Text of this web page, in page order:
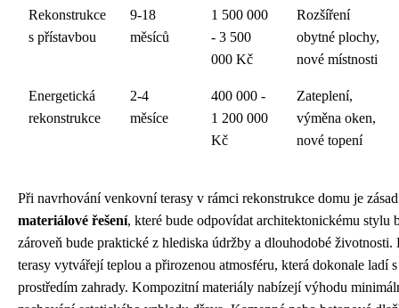
Rekonstrukce
s přístavbou
9-18
měsíců
1 500 000
- 3 500
000 Kč
Rozšíření
obytné plochy,
nové místnosti
Energetická
rekonstrukce
2-4
měsíce
400 000 -
1 200 000
Kč
Zateplení,
výměna oken,
nové topení
Při navrhování venkovní terasy v rámci rekonstrukce domu je
materiálové řešení, které bude odpovídat architektonickému stylu
zároveň bude praktické z hlediska údržby a dlouhodobé životnosti.
terasy vytvářejí teplou a přirozenou atmosféru, která dokonale ladí
prostředím zahrady. Kompozitní materiály nabízejí výhodu